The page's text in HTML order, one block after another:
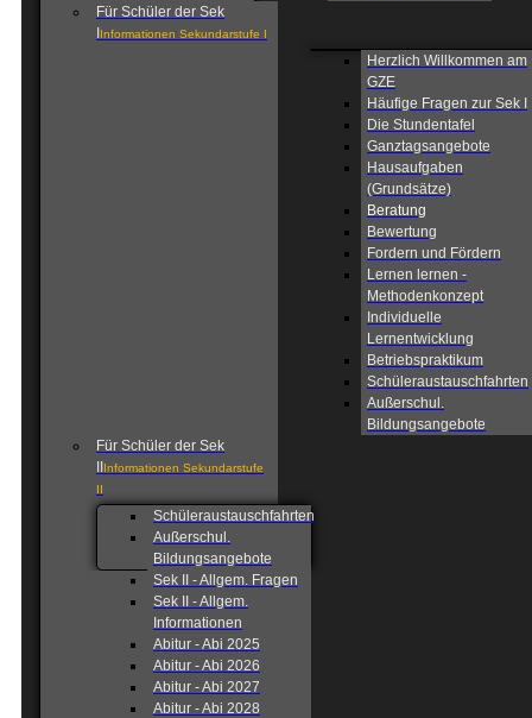
Für Schüler der Sek
Informationen Sekundarstufe I
Herzlich Willkommen am
GZE
Häufige Fragen zur Sek I
Die Stundentafel
Ganztagsangebote
Hausaufgaben
(Grundsätze)
Beratung
Bewertung
Fordern und Fördern
Lernen lernen -
Methodenkonzept
Individuelle
Lernentwicklung
Betriebspraktikum
Schüleraustauschfahrten
Außerschul.
Bildungsangebote
Für Schüler der Sek
Informationen Sekundarstufe
II
Schüleraustauschfahrten
Außerschul.
Bildungsangebote
Sek II - Allgem. Fragen
Sek II - Allgem.
Informationen
Abitur - Abi 2025
Abitur - Abi 2026
Abitur - Abi 2027
Abitur - Abi 2028